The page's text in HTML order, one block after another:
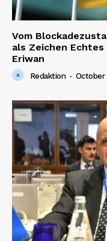
Vom
als Zeichen
Eriwan
Redaktion - October